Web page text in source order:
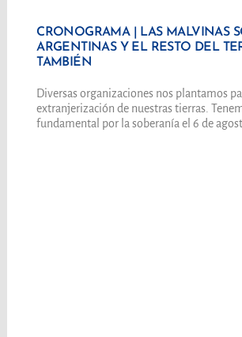
CRONOGRAMA | LAS MALVINAS
ARGENTINAS Y EL RESTO DEL
TAMBIÉN
Diversas organizaciones nos plantamos
extranjerización de nuestras tierras.
fundamental por la soberanía el 6 de